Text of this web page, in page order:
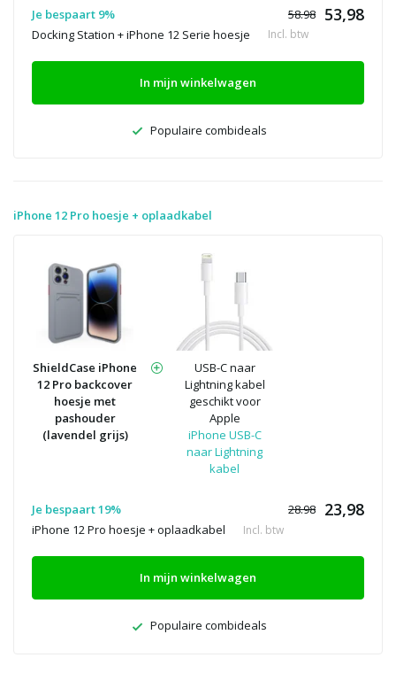
Je bespaart 9% 58.98 53,98
Docking Station + iPhone 12 Serie hoesje Incl. btw
In mijn winkelwagen
Populaire combideals
iPhone 12 Pro hoesje + oplaadkabel
ShieldCase iPhone
12 Pro backcover
hoesje met
pashouder
(lavendel grijs)
USB-C naar
Lightning kabel
geschikt voor
Apple
iPhone USB-C
naar Lightning
kabel
Je bespaart 19% 28.98 23,98
iPhone 12 Pro hoesje + oplaadkabel Incl. btw
In mijn winkelwagen
Populaire combideals